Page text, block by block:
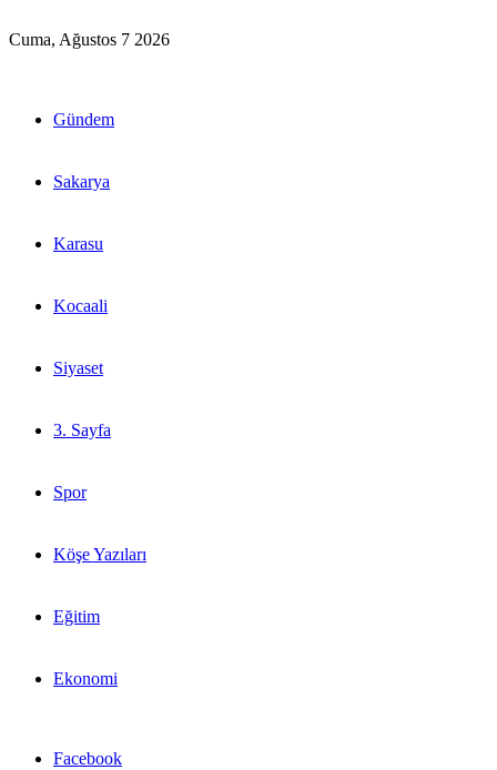
Cuma, Ağustos 7 2026
Gündem
Sakarya
Karasu
Kocaali
Siyaset
3. Sayfa
Spor
Köşe Yazıları
Eğitim
Ekonomi
Facebook